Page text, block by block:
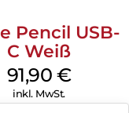
Pencil USB-
C Weiß
91,90 €
inkl. MwSt.